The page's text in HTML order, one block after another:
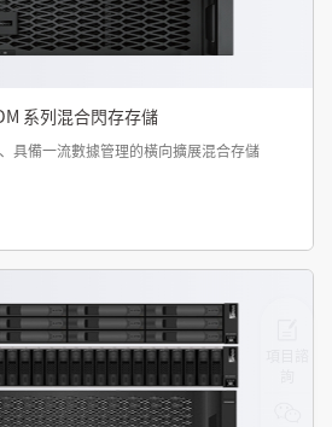
系列混合閃存存儲
具備一流數據管理的橫向擴展混合存儲